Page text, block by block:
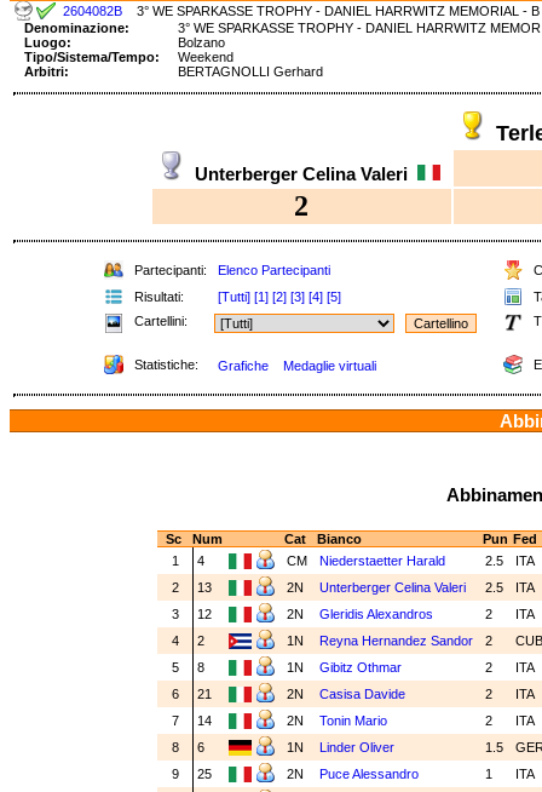
2604082B
3° WE SPARKASSE TROPHY - DANIEL HARRWITZ MEMORIAL - B
Denominazione:
3° WE SPARKASSE TROPHY - DANIEL HARRWITZ
Luogo:
Bolzano
Tipo/Sistema/Tempo:
Weekend
Arbitri:
BERTAGNOLLI Gerhard
Unterberger Celina Valeri
2
Partecipanti: Elenco Partecipanti
Risultati:
[Tutti] [1] [2] [3] [4] [5]
Cartellini:
Statistiche: Grafiche Medaglie virtuali
Sc Num Cat Bianco Pun Fed
1
4 CM Niederstaetter Harald 2.5
ITA
2
13 2N Unterberger Celina Valeri 2.5
ITA
3
12 2N Gleridis Alexandros 2
ITA
4
2 1N Reyna Hernandez Sandor 2
5
8 1N Gibitz Othmar 2
ITA
6
21 2N Casisa Davide 2
ITA
7
14 2N Tonin Mario 2
ITA
8
6 1N Linder Oliver 1.5
9
25 2N Puce Alessandro 1
ITA